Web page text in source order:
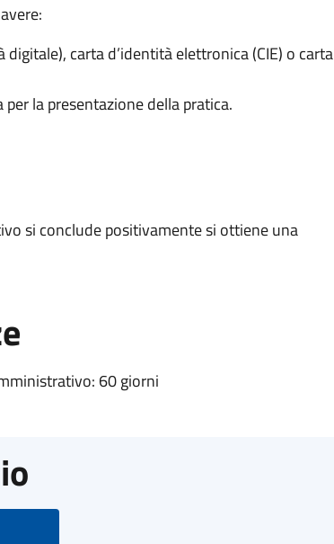
carta d’identità elettronica (CIE) o carta
la presentazione della pratica.
si conclude positivamente si ottiene una
60 giorni